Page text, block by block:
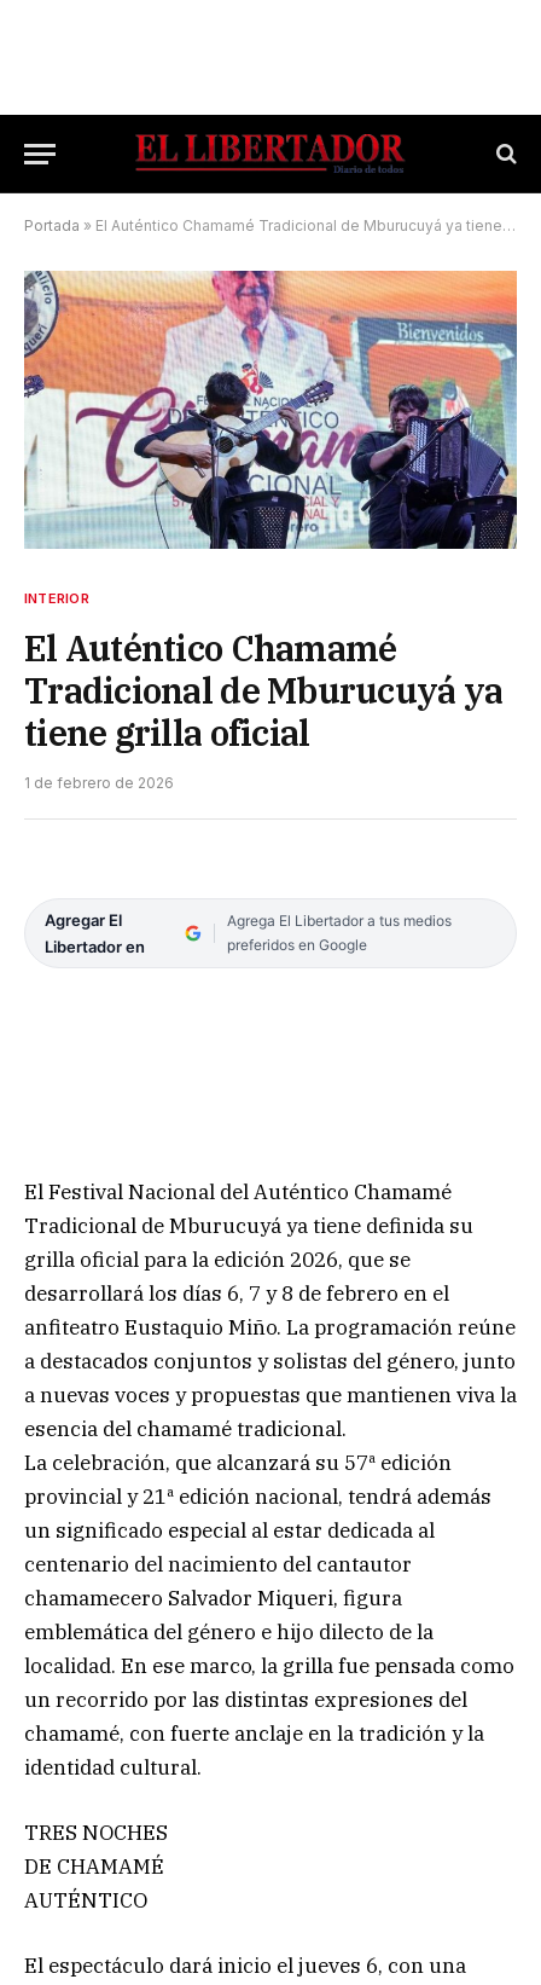
Portada » El Auténtico Chamamé Tradicional de Mburucuyá ya tiene grilla oficial
INTERIOR
El Auténtico Chamamé
Tradicional de Mburucuyá ya
tiene grilla oficial
1 de febrero de 2026
Agregar El
Libertador en
Agrega El Libertador a tus medios
preferidos en Google
El Festival Nacional del Auténtico Chamamé
Tradicional de Mburucuyá ya tiene definida su
grilla oficial para la edición 2026, que se
desarrollará los días 6, 7 y 8 de febrero en el
anfiteatro Eustaquio Miño. La programación reúne
a destacados conjuntos y solistas del género, junto
a nuevas voces y propuestas que mantienen viva la
esencia del chamamé tradicional.
La celebración, que alcanzará su 57ª edición
provincial y 21ª edición nacional, tendrá además
un significado especial al estar dedicada al
centenario del nacimiento del cantautor
chamamecero Salvador Miqueri, figura
emblemática del género e hijo dilecto de la
localidad. En ese marco, la grilla fue pensada como
un recorrido por las distintas expresiones del
chamamé, con fuerte anclaje en la tradición y la
identidad cultural.
TRES NOCHES
DE CHAMAMÉ
AUTÉNTICO
El espectáculo dará inicio el jueves 6, con una